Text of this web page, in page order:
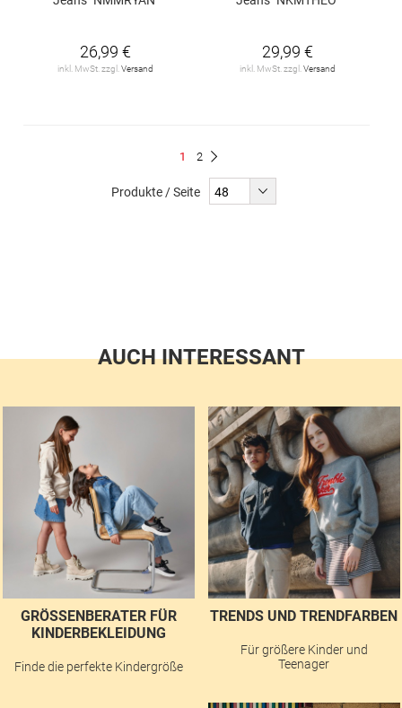
26,99 €
inkl. MwSt. zzgl. Versand
29,99 €
inkl. MwSt. zzgl. Versand
Du
gerade
1 Seite
2
Produkte / Seite
AUCH INTERESSANT
GRÖSSENBERATER FÜR K
INDERBEKLEIDUNG
Finde die perfekte Kindergröße
TRENDS UND TRENDFARBEN
Für größere Kinder und
Teenager